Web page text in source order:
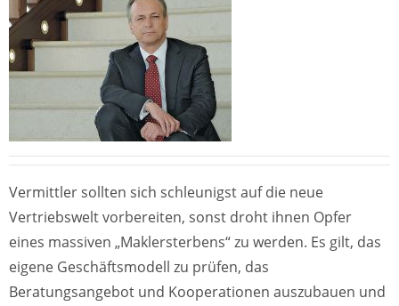
Vermittler sollten sich schleunigst auf die neue
Vertriebswelt vorbereiten, sonst droht ihnen Opfer
eines massiven „Maklersterbens“ zu werden. Es gilt, das
eigene Geschäftsmodell zu prüfen, das
Beratungsangebot und Kooperationen auszubauen und